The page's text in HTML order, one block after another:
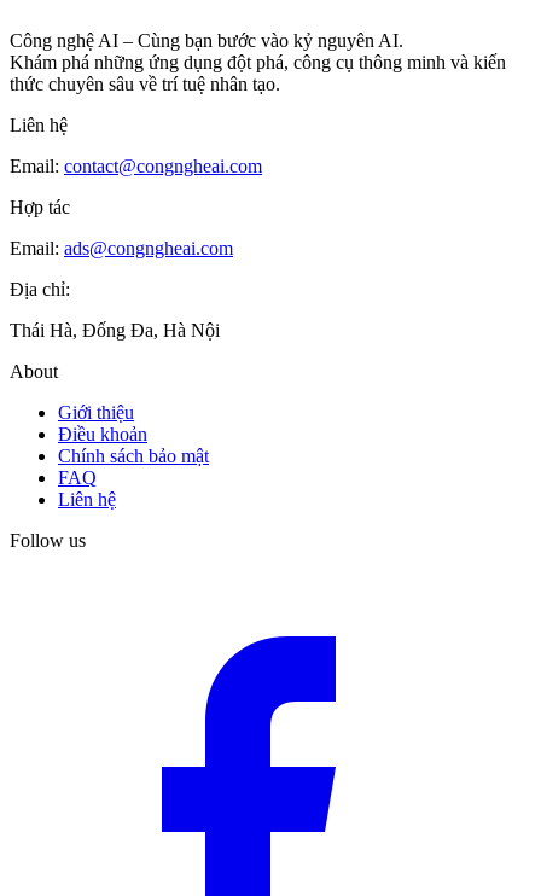
Công nghệ AI – Cùng bạn bước vào kỷ nguyên AI.
Khám phá những ứng dụng đột phá, công cụ thông minh và kiến
thức chuyên sâu về trí tuệ nhân tạo.
Liên hệ
Email: contact@congngheai.com
Hợp tác
Email: ads@congngheai.com
Địa chỉ:
Thái Hà, Đống Đa, Hà Nội
About
Giới thiệu
Điều khoản
Chính sách bảo mật
FAQ
Liên hệ
Follow us